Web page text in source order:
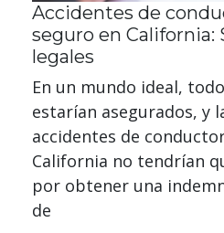
Accidentes de
seguro en California:
legales
En un mundo ideal,
estarían asegurados, y
accidentes de
California no tendrían
por obtener una
de